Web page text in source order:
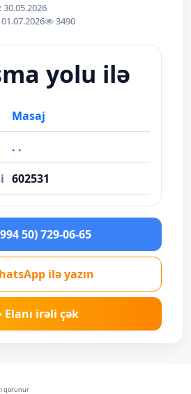
3490
yolu ilə
Masaj
. .
602531
50) 729-06-65
ilə yazın
Elanı irəli çək
qorunur